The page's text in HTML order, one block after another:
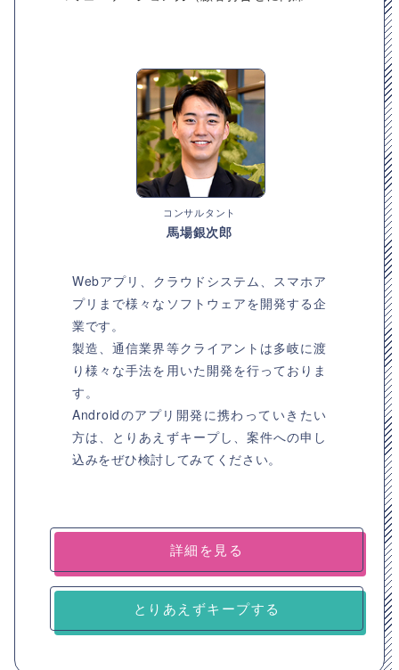
コンサルタント
馬場銀次郎
Webアプリ、クラウドシステム、スマホア
プリまで様々なソフトウェアを開発する企
業です。
製造、通信業界等クライアントは多岐に渡
り様々な手法を用いた開発を行っておりま
す。
Androidのアプリ開発に携わっていきたい
方は、とりあえずキープし、案件への申し
込みをぜひ検討してみてください。
詳細を見る
とりあえずキープする